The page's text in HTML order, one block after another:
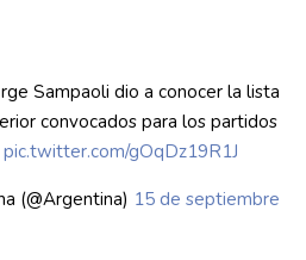
Sampaoli dio a conocer la lista
convocados para los partidos
pic.twitter.com/gOqDz19R1J
(@Argentina) 15 de septiembre